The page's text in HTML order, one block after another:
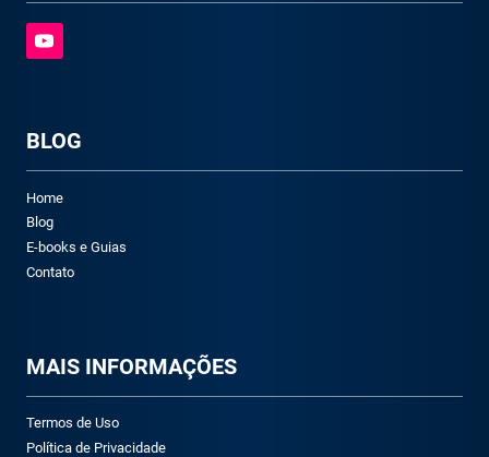
BLOG
Home
Blog
E-books e Guias
Contato
MAIS INFORMAÇÕES
Termos de Uso
Política de Privacidade